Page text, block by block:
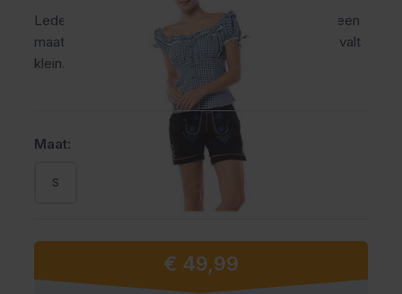
Lederhose Hannelore voor dames, let op: bestel een
maat groter dan je gewend bent, deze lederhose valt
klein.
Maat:
S
Vanaf:
€ 49,99